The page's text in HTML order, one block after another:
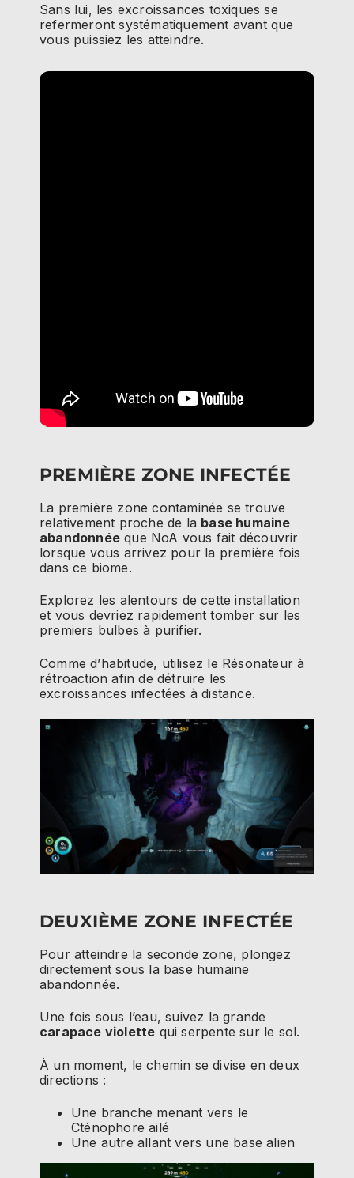
Sans lui, les excroissances toxiques se
refermeront systématiquement avant que
vous puissiez les atteindre.
PREMIÈRE ZONE INFECTÉE
La première zone contaminée se trouve
relativement proche de la base humaine
abandonnée que NoA vous fait découvrir
lorsque vous arrivez pour la première fois
dans ce biome.
Explorez les alentours de cette installation
et vous devriez rapidement tomber sur les
premiers bulbes à purifier.
Comme d’habitude, utilisez le Résonateur à
rétroaction afin de détruire les
excroissances infectées à distance.
DEUXIÈME ZONE INFECTÉE
Pour atteindre la seconde zone, plongez
directement sous la base humaine
abandonnée.
Une fois sous l’eau, suivez la grande
carapace violette qui serpente sur le sol.
À un moment, le chemin se divise en deux
directions :
Une branche menant vers le
Cténophore ailé
Une autre allant vers une base alien